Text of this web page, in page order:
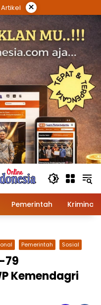
×
Pemerintah Kriminal
Pemerintah Sosial
79
Kemendagri